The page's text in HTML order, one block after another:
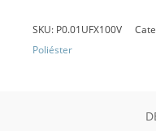
SKU: P0.01UFX100V
Poliéster